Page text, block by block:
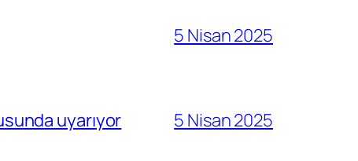
5 Nisan 2025
uyarıyor 5 Nisan 2025